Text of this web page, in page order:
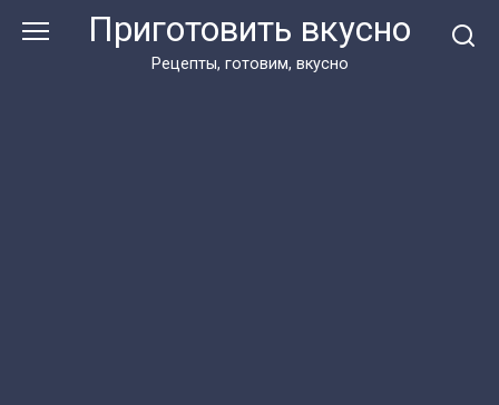
Приготовить вкусно
Рецепты, готовим, вкусно